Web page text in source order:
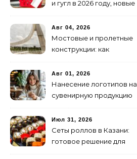
и гугл в 2026 году, новые
Авг 04, 2026
Мостовые и пролетные
конструкции: как
изготовление и поставку
Авг 01, 2026
Нанесение логотипов на
сувенирную продукцию
Июл 31, 2026
Сеты роллов в Казани:
готовое решение для